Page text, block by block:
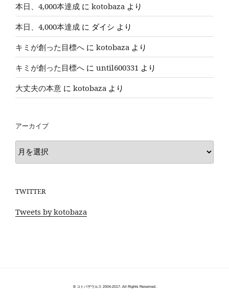
本日、4,000本達成 に kotobaza より
本日、4,000本達成 に ダイシ より
キミが創った目標へ に kotobaza より
キミが創った目標へ に until600331 より
大丈夫の本意 に kotobaza より
アーカイブ
ア
ー
ブ
TWITTER
Tweets by kotobaza
© コトバザウルス 2004-2017. All Rights Reserved.